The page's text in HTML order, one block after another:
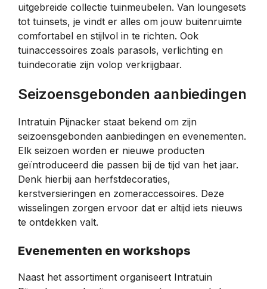
uitgebreide collectie tuinmeubelen. Van loungesets
tot tuinsets, je vindt er alles om jouw buitenruimte
comfortabel en stijlvol in te richten. Ook
tuinaccessoires zoals parasols, verlichting en
tuindecoratie zijn volop verkrijgbaar.
Seizoensgebonden aanbiedingen
Intratuin Pijnacker staat bekend om zijn
seizoensgebonden aanbiedingen en evenementen.
Elk seizoen worden er nieuwe producten
geïntroduceerd die passen bij de tijd van het jaar.
Denk hierbij aan herfstdecoraties,
kerstversieringen en zomeraccessoires. Deze
wisselingen zorgen ervoor dat er altijd iets nieuws
te ontdekken valt.
Evenementen en workshops
Naast het assortiment organiseert Intratuin